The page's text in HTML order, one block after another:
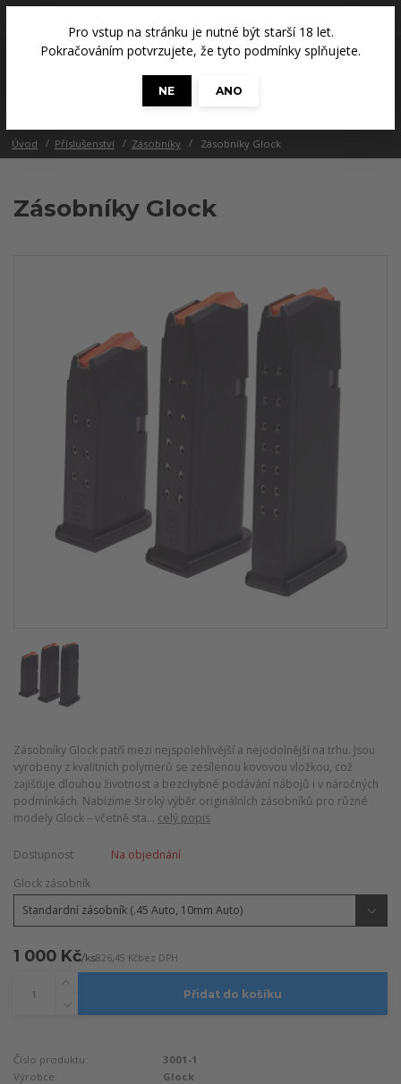
Pro vstup na stránku je nutné být starší 18 let.
Pokračováním potvrzujete, že tyto podmínky splňujete.
NE
ANO
0 Kč
Úvod Příslušenství Zásobníky Zásobníky Glock
Zásobníky Glock
Zásobníky Glock patří mezi nejspolehlivější a nejodolnější na trhu. Jsou
vyrobeny z kvalitních polymerů se zesílenou kovovou vložkou, což
zajišťuje dlouhou životnost a bezchybné podávání nábojů i v náročných
podmínkách. Nabízíme široký výběr originálních zásobníků pro různé
modely Glock – včetně sta... celý popis
Dostupnost
Na objednání
Glock zásobník
1 000 Kč/ks826,45 Kčbez DPH
Přidat do košíku
Číslo produktu:
3001-1
Výrobce:
Glock